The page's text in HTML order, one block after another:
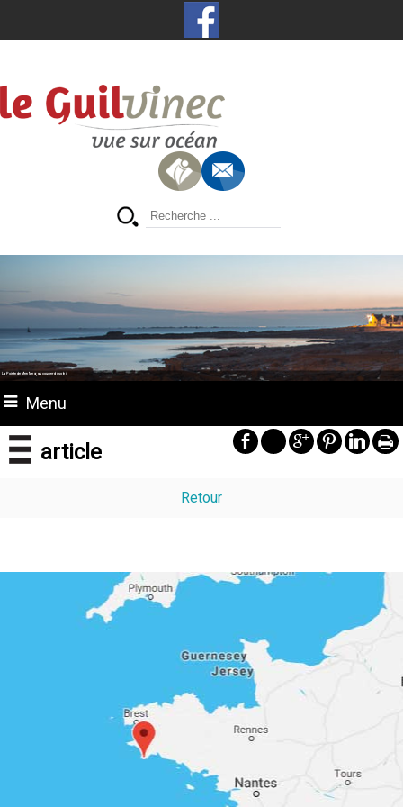
La Pointe de Men Meur, au coucher du soleil
Menu
article
Retour